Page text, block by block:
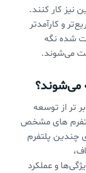
نیز کار کنند.
و کارآمدتر
شده نگه
می‌شوند.
می‌شوند؟
تر از توسعه
های مشخص
چندین پلتفرم
و عملکرد